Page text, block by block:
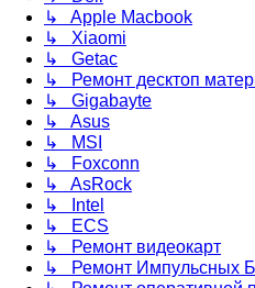
↳ Apple Macbook
↳ Xiaomi
↳ Getac
↳ Ремонт десктоп
↳ Gigabayte
↳ Asus
↳ MSI
↳ Foxconn
↳ AsRock
↳ Intel
↳ ECS
↳ Ремонт видеокарт
↳ Ремонт Импульсных